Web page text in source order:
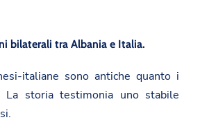
bilaterali tra Albania e Italia.
italiane sono antiche quanto i
La storia testimonia uno stabile